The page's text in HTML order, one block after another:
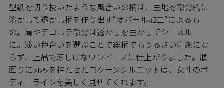
型紙を切り抜いたような風合いの柄は、生地を部分的に
溶かして透かし柄を作り出す“オパール加工”によるも
の。肩やデコルテ部分は透かしを生かしてシースルー
に。淡い色合いを選ぶことで総柄でもうるさい印象にな
らず、上品で涼しげなワンピースに仕上がりました。腰
回りに丸みを持たせたコクーンシルエットは、女性のボ
ディーラインを美しく見せてくれます。